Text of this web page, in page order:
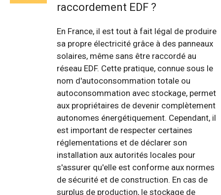
raccordement EDF ?
En France, il est tout à fait légal de produire
sa propre électricité grâce à des panneaux
solaires, même sans être raccordé au
réseau EDF. Cette pratique, connue sous le
nom d'autoconsommation totale ou
autoconsommation avec stockage, permet
aux propriétaires de devenir complètement
autonomes énergétiquement. Cependant, il
est important de respecter certaines
réglementations et de déclarer son
installation aux autorités locales pour
s'assurer qu'elle est conforme aux normes
de sécurité et de construction. En cas de
surplus de production, le stockage de